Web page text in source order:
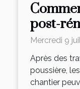
post-
espace
Mercredi 9
Après des
poussière,
chantier